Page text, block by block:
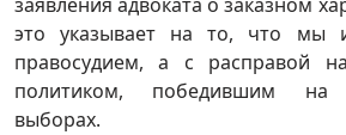
это указывает на то, что мы
правосудием, а с расправой
политиком, победившим на
выборах.